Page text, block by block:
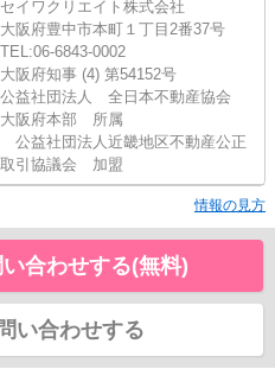
セイワクリエイト株式会社
大阪府豊中市本町１丁目2番37号
TEL:06-6843-0002
大阪府知事 (4) 第54152号
公益社団法人 全日本不動産協会
大阪府本部 所属
公益社団法人近畿地区不動産公正
取引協議会 加盟
情報の見方
合わせする(無料)
い合わせする